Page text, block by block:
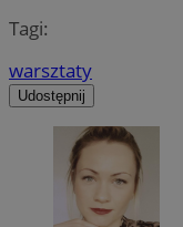
Tagi:
warsztaty
Udostępnij